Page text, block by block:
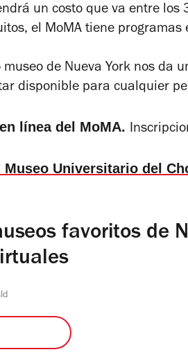
un costo que va entre los
el MoMA tiene programas
de Nueva York nos da
disponible para cualquier
línea del MoMA.
Museo Universitario del
favoritos de